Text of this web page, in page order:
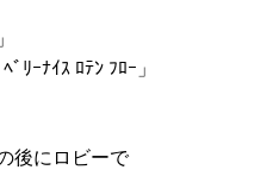
ﾘｰﾅｲｽ ﾛﾃﾝ ﾌﾛｰ」
後にロビーで